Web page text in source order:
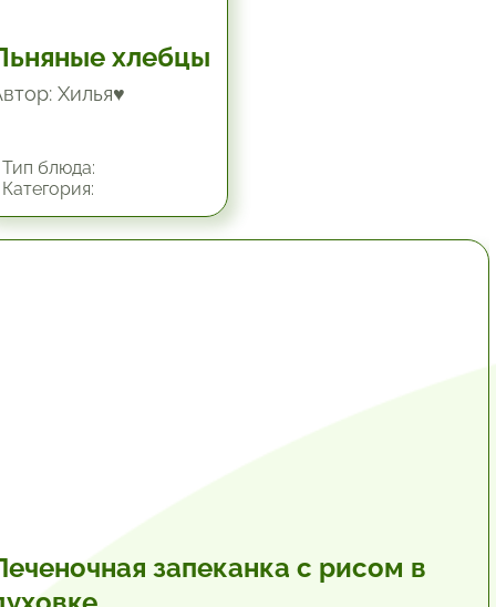
хлебцы
Хилья♥
блюда:
запеканка с рисом в